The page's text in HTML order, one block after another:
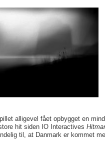
alligevel fået opbygget en
hit siden IO Interactives
til, at Danmark er kommet